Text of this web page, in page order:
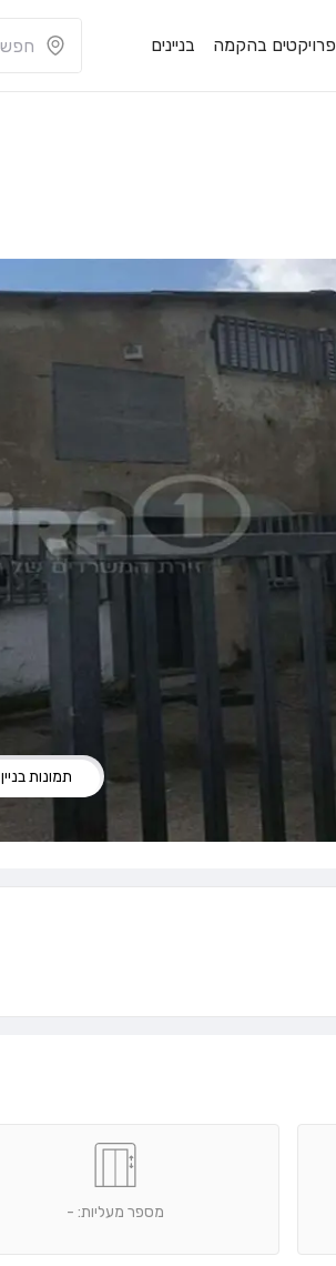
פרויקטים בהקמה בניינים
תמונות בניין
מספר מעליות: -